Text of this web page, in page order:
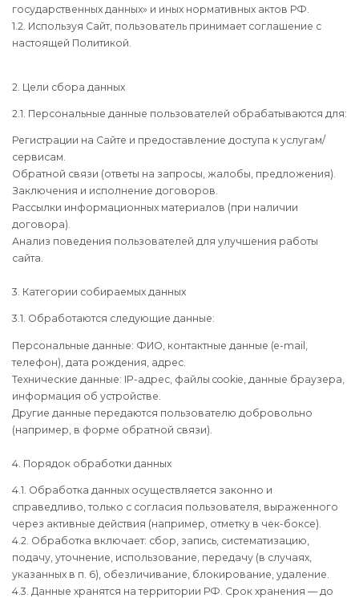
государственных данных» и иных нормативных актов РФ.
1.2. Используя Сайт, пользователь принимает соглашение с
настоящей Политикой.
2. Цели сбора данных
2.1. Персональные данные пользователей обрабатываются для:
Регистрации на Сайте и предоставление доступа к услугам/
сервисам.
Обратной связи (ответы на запросы, жалобы, предложения).
Заключения и исполнение договоров.
Рассылки информационных материалов (при наличии
договора).
Анализ поведения пользователей для улучшения работы
сайта.
3. Категории собираемых данных
3.1. Обработаются следующие данные:
Персональные данные: ФИО, контактные данные (e-mail,
телефон), дата рождения, адрес.
Технические данные: IP-адрес, файлы cookie, данные браузера,
информация об устройстве.
Другие данные передаются пользователю добровольно
(например, в форме обратной связи).
4. Порядок обработки данных
4.1. Обработка данных осуществляется законно и
справедливо, только с согласия пользователя, выраженного
через активные действия (например, отметку в чек-боксе).
4.2. Обработка включает: сбор, запись, систематизацию,
подачу, уточнение, использование, передачу (в случаях,
указанных в п. 6), обезличивание, блокирование, удаление.
4.3. Данные хранятся на территории РФ. Срок хранения — до